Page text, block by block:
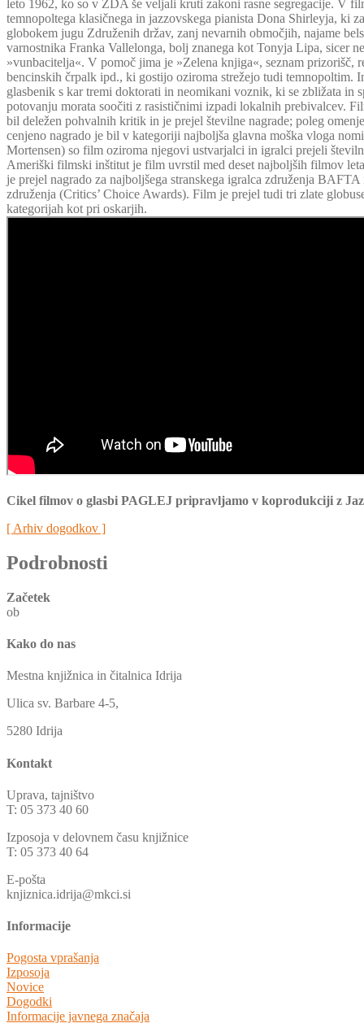
leto 1962, ko so v ZDA še veljali kruti zakoni rasne segregacije. V
temnopoltega klasičnega in jazzovskega pianista Dona Shirleyja, ki
globokem jugu Združenih držav, zanj nevarnih območjih, najame
varnostnika Franka Vallelonga, bolj znanega kot Tonyja Lipa, sicer
»vunbacitelja«. V pomoč jima je »Zelena knjiga«, seznam prizorišč,
bencinskih črpalk ipd., ki gostijo oziroma strežejo tudi temnopoltim.
glasbenik s kar tremi doktorati in neomikani voznik, ki se zbližata in
potovanju morata soočiti z rasističnimi izpadi lokalnih prebivalcev.
bil deležen pohvalnih kritik in je prejel številne nagrade; poleg
cenjeno nagrado je bil v kategoriji najboljša glavna moška vloga
Mortensen) so film oziroma njegovi ustvarjalci in igralci prejeli
Ameriški filmski inštitut je film uvrstil med deset najboljših filmov
je prejel nagrado za najboljšega stranskega igralca združenja
združenja (Critics’ Choice Awards). Film je prejel tudi tri zlate
kategorijah kot pri oskarjih.
Cikel filmov o glasbi PAGLEJ pripravljamo v koprodukciji z
[ Arhiv dogodkov ]
Podrobnosti
Začetek
ob
Kako do nas
Mestna knjižnica in čitalnica Idrija
Ulica sv. Barbare 4-5,
5280 Idrija
Kontakt
Uprava, tajništvo
T: 05 373 40 60
Izposoja v delovnem času knjižnice
T: 05 373 40 64
E-pošta
knjiznica.idrija@mkci.si
Informacije
Pogosta vprašanja
Izposoja
Novice
Dogodki
Informacije javnega značaja